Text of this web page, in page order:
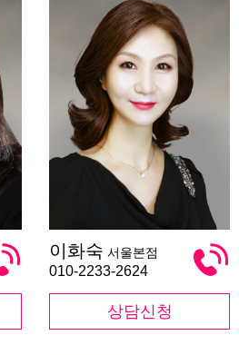
화
숙
이화숙 서울본점
010-2233-2624
상담신청